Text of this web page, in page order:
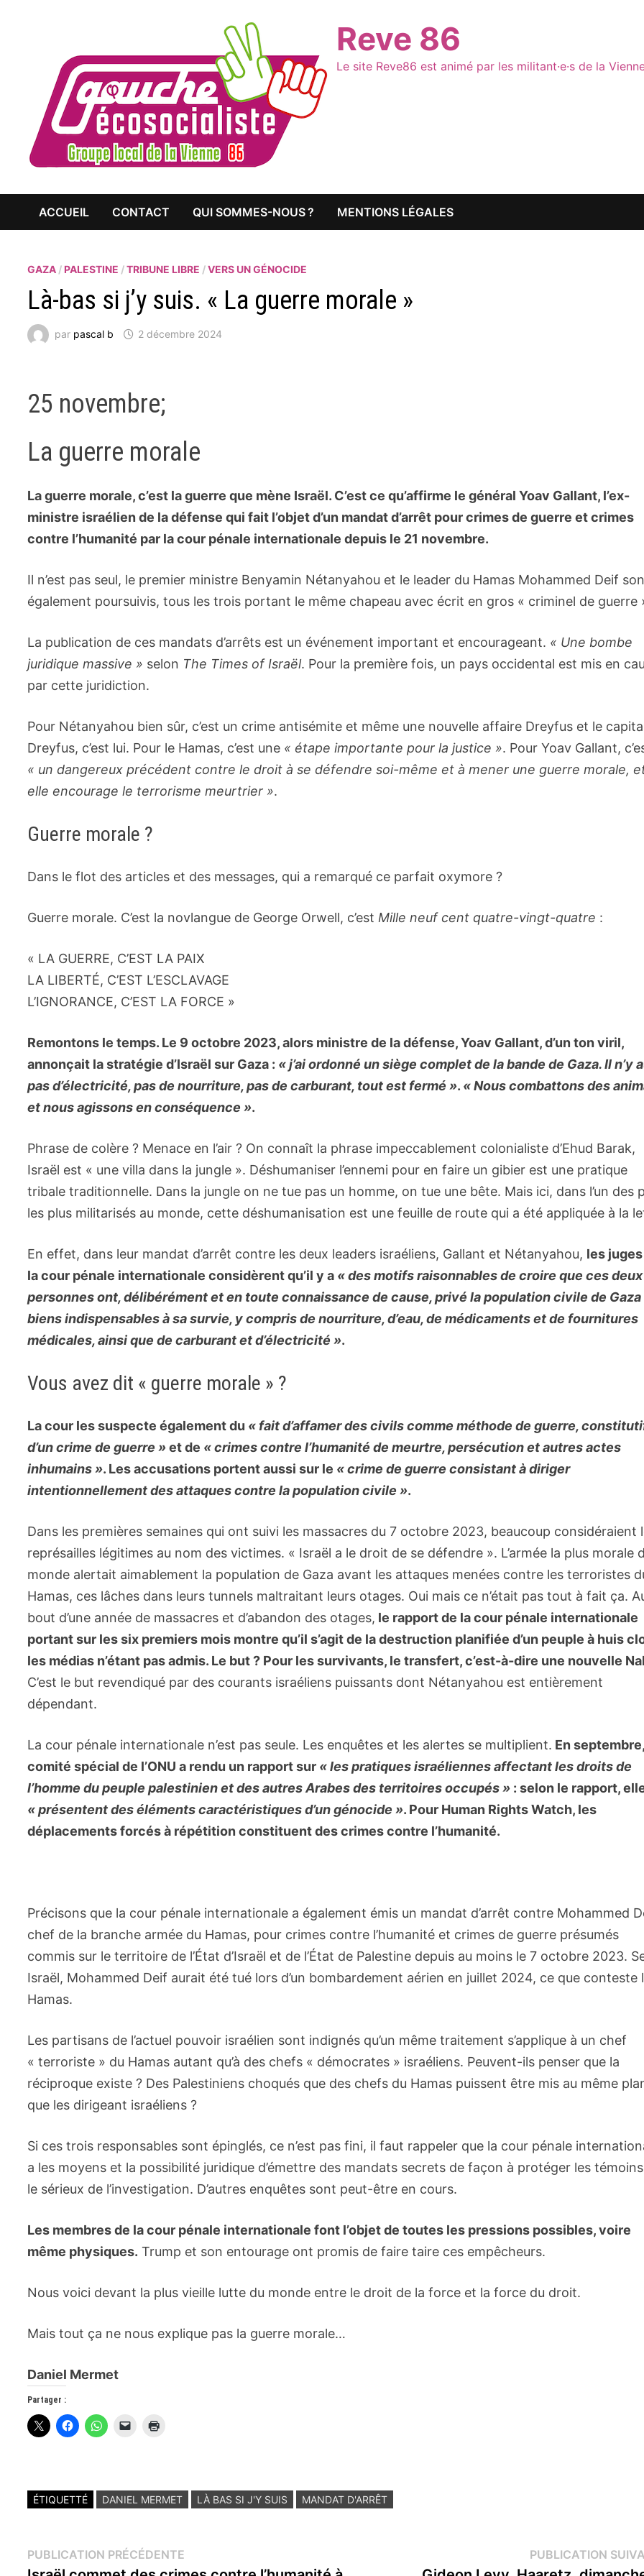
Reve 86
Le site Reve86 est animé par les militant·e·s de la
ACCUEIL CONTACT QUI SOMMES-NOUS ? MENTIONS LÉGALES
GAZA / PALESTINE /TRIBUNE LIBRE /VERS UN GÉNOCIDE
Là-bas si j’y suis. « La guerre morale »
par pascal b 2 décembre 2024
25 novembre;
La guerre morale
La guerre morale, c’est la guerre que mène Israël. C’est ce qu’affirme le général Yoav Gallant, l’ex-
ministre israélien de la défense qui fait l’objet d’un mandat d’arrêt pour crimes de guerre et crimes
contre l’humanité par la cour pénale internationale depuis le 21 novembre.
Il n’est pas seul, le premier ministre Benyamin Nétanyahou et le leader du Hamas Mohammed Deif
également poursuivis, tous les trois portant le même chapeau avec écrit en gros « criminel de guerre
La publication de ces mandats d’arrêts est un événement important et encourageant. « Une bombe
juridique massive » selon The Times of Israël. Pour la première fois, un pays occidental est mis en
par cette juridiction.
Pour Nétanyahou bien sûr, c’est un crime antisémite et même une nouvelle affaire Dreyfus et le
Dreyfus, c’est lui. Pour le Hamas, c’est une « étape importante pour la justice ». Pour Yoav Gallant,
« un dangereux précédent contre le droit à se défendre soi-même et à mener une guerre morale,
elle encourage le terrorisme meurtrier ».
Guerre morale ?
Dans le flot des articles et des messages, qui a remarqué ce parfait oxymore ?
Guerre morale. C’est la novlangue de George Orwell, c’estMille neuf cent quatre-vingt-quatre :
« LA GUERRE, C’EST LA PAIX
LA LIBERTÉ, C’EST L’ESCLAVAGE
L’IGNORANCE, C’EST LA FORCE »
Remontons le temps. Le 9 octobre 2023, alors ministre de la défense, Yoav Gallant, d’un ton viril,
annonçait la stratégie d’Israël sur Gaza : « j’ai ordonné un siège complet de la bande de Gaza. Il n’y
pas d’électricité, pas de nourriture, pas de carburant, tout est fermé ». « Nous combattons des
et nous agissons en conséquence ».
Phrase de colère ? Menace en l’air ? On connaît la phrase impeccablement colonialiste d’Ehud Barak,
Israël est « une villa dans la jungle ». Déshumaniser l’ennemi pour en faire un gibier est une pratique
tribale traditionnelle. Dans la jungle on ne tue pas un homme, on tue une bête. Mais ici, dans l’un des
les plus militarisés au monde, cette déshumanisation est une feuille de route qui a été appliquée à la
En effet, dans leur mandat d’arrêt contre les deux leaders israéliens, Gallant et Nétanyahou, les
la cour pénale internationale considèrent qu’il y a « des motifs raisonnables de croire que ces deux
personnes ont, délibérément et en toute connaissance de cause, privé la population civile de Gaza
biens indispensables à sa survie, y compris de nourriture, d’eau, de médicaments et de fournitures
médicales, ainsi que de carburant et d’électricité ».
Vous avez dit « guerre morale » ?
La cour les suspecte également du « fait d’affamer des civils comme méthode de guerre,
d’un crime de guerre »et de « crimes contre l’humanité de meurtre, persécution et autres actes
inhumains ». Les accusations portent aussi sur le « crime de guerre consistant à diriger
intentionnellement des attaques contre la population civile ».
Dans les premières semaines qui ont suivi les massacres du 7 octobre 2023, beaucoup considéraient
représailles légitimes au nom des victimes. « Israël a le droit de se défendre ». L’armée la plus morale
monde alertait aimablement la population de Gaza avant les attaques menées contre les terroristes
Hamas, ces lâches dans leurs tunnels maltraitant leurs otages. Oui mais ce n’était pas tout à fait ça.
bout d’une année de massacres et d’abandon des otages, le rapport de la cour pénale internationale
portant sur les six premiers mois montre qu’il s’agit de la destruction planifiée d’un peuple à huis
les médias n’étant pas admis. Le but ? Pour les survivants, le transfert, c’est-à-dire une nouvelle
C’est le but revendiqué par des courants israéliens puissants dont Nétanyahou est entièrement
dépendant.
La cour pénale internationale n’est pas seule. Les enquêtes et les alertes se multiplient. En
comité spécial de l’ONU a rendu un rapport sur « les pratiques israéliennes affectant les droits de
l’homme du peuple palestinien et des autres Arabes des territoires occupés » : selon le rapport,
« présentent des éléments caractéristiques d’un génocide ». Pour Human Rights Watch, les
déplacements forcés à répétition constituent des crimes contre l’humanité.
Précisons que la cour pénale internationale a également émis un mandat d’arrêt contre Mohammed
chef de la branche armée du Hamas, pour crimes contre l’humanité et crimes de guerre présumés
commis sur le territoire de l’État d’Israël et de l’État de Palestine depuis au moins le 7 octobre 2023.
Israël, Mohammed Deif aurait été tué lors d’un bombardement aérien en juillet 2024, ce que conteste
Hamas.
Les partisans de l’actuel pouvoir israélien sont indignés qu’un même traitement s’applique à un chef
« terroriste » du Hamas autant qu’à des chefs « démocrates » israéliens. Peuvent-ils penser que la
réciproque existe ? Des Palestiniens choqués que des chefs du Hamas puissent être mis au même
que les dirigeant israéliens ?
Si ces trois responsables sont épinglés, ce n’est pas fini, il faut rappeler que la cour pénale
a les moyens et la possibilité juridique d’émettre des mandats secrets de façon à protéger les
le sérieux de l’investigation. D’autres enquêtes sont peut-être en cours.
Les membres de la cour pénale internationale font l’objet de toutes les pressions possibles, voire
même physiques. Trump et son entourage ont promis de faire taire ces empêcheurs.
Nous voici devant la plus vieille lutte du monde entre le droit de la force et la force du droit.
Mais tout ça ne nous explique pas la guerre morale…
Daniel Mermet
Partager :
ÉTIQUETTÉ DANIEL MERMET LÀ BAS SI J'Y SUIS MANDAT D'ARRÊT
Navigation
PUBLICATION PRÉCÉDENTE PUBLICATION